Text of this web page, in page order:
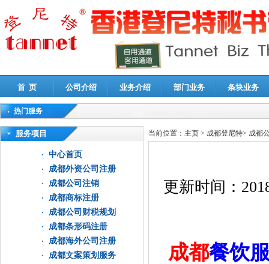
首 页 公司介绍 业务介绍 部门业务 条块业务
热门服务
高新技术企业认定审计|企业所得税汇算清缴申报鉴证
服务项目
中心首页
成都外资公司注册
成都公司注销
成都商标注册
成都公司财税规划
成都条形码注册
成都海外公司注册
成都文案策划服务
当前位置： 主页 > 成都登尼特> 成都
更新时间：
成都餐饮